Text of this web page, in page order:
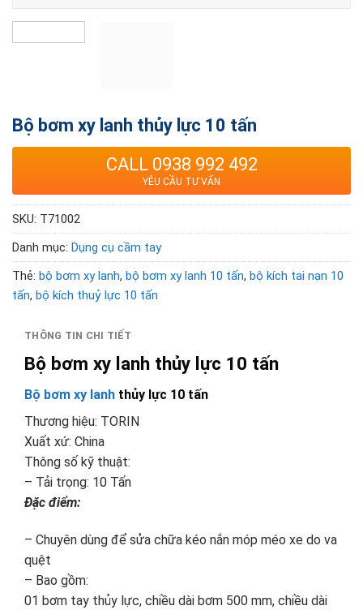
Bộ bơm xy lanh thủy lực 10 tấn
CALL 0938 992 492
YÊU CẦU TƯ VẤN
SKU: T71002
Danh mục: Dụng cụ cầm tay
Thẻ: bộ bơm xy lanh, bộ bơm xy lanh 10 tấn, bộ kích tai nạn 10
tấn, bộ kích thuỷ lực 10 tấn
THÔNG TIN CHI TIẾT
Bộ bơm xy lanh thủy lực 10 tấn
Bộ bơm xy lanh thủy lực 10 tấn
Thương hiệu: TORIN
Xuất xứ: China
Thông số kỹ thuật:
– Tải trọng: 10 Tấn
Đặc điểm:
– Chuyên dùng để sửa chữa kéo nắn móp méo xe do va
quệt
– Bao gồm:
01 bơm tay thủy lực, chiều dài bơm 500 mm, chiều dài